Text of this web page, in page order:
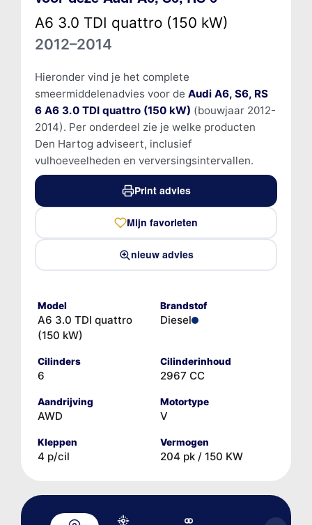
A6 3.0 TDI quattro (150 kW)
2012–2014
Hieronder vind je het complete
smeermiddelenadvies voor de Audi A6, S6, RS
6 A6 3.0 TDI quattro (150 kW) (bouwjaar 2012-
2014). Per onderdeel zie je welke producten
Den Hartog adviseert, inclusief
vulhoeveelheden en verversingsintervallen.
Print advies
Mijn favorieten
nieuw advies
Model
A6 3.0 TDI quattro
(150 kW)
Brandstof
Diesel
Cilinders
6
Cilinderinhoud
2967 CC
Aandrijving
AWD
Motortype
V
Kleppen
4 p/cil
Vermogen
204 pk / 150 KW